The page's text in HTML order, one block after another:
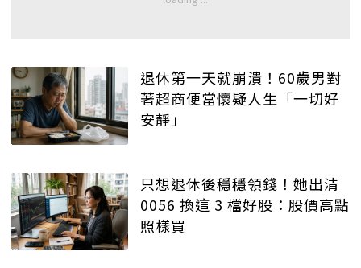
退休第一天就崩潰！60歲男對
著超商便當懷疑人生「一切好
安靜」
只想退休後穩穩領錢！她出清
0056 換這 3 檔好股：股價高點
照樣買